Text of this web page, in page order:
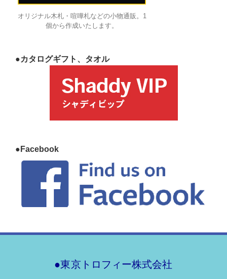
オリジナル木札・喧嘩札などの小物通販。1
個から作成いたします。
●カタログギフト、タオル
●Facebook
●東京トロフィー株式会社